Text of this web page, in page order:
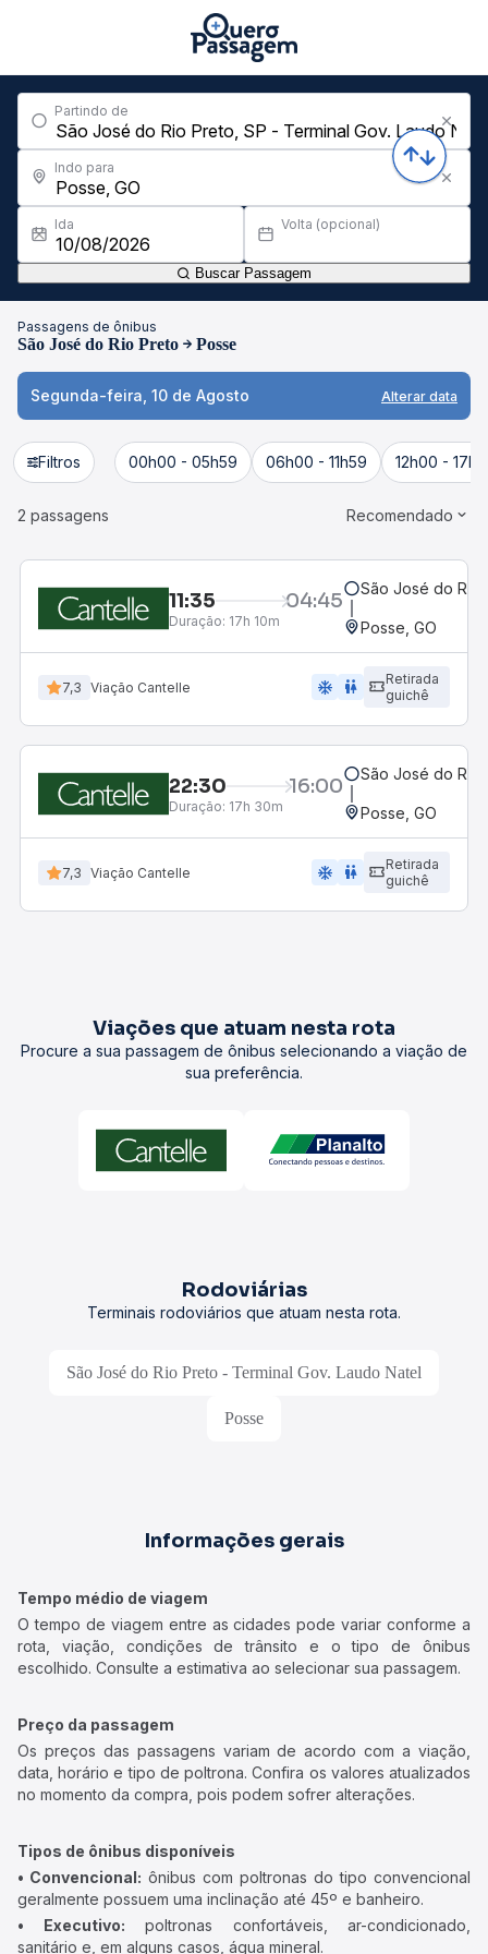
Partindo de
Indo para
Ida Volta (opcional)
Buscar Passagem
Passagens de ônibus
São José do Rio Preto Posse
Segunda-feira, 10 de Agosto Alterar data
Filtros 00h00 - 05h59 06h00 - 11h59 12h00 -
2 passagens Recomendado
11:35 04:45
Duração: 17h 10m
São José do Rio
Posse, GO
7,3 Viação Cantelle ac_unit wc
Retirada
guichê
22:30 16:00
Duração: 17h 30m
São José do Rio
Posse, GO
7,3 Viação Cantelle ac_unit wc
Retirada
guichê
Viações que atuam nesta rota
Procure a sua passagem de ônibus selecionando a viação de
sua preferência.
Rodoviárias
Terminais rodoviários que atuam nesta rota.
São José do Rio Preto - Terminal Gov. Laudo Natel
Posse
Informações gerais
Tempo médio de viagem
O tempo de viagem entre as cidades pode variar conforme a
rota, viação, condições de trânsito e o tipo de ônibus
escolhido. Consulte a estimativa ao selecionar sua passagem.
Preço da passagem
Os preços das passagens variam de acordo com a viação,
data, horário e tipo de poltrona. Confira os valores atualizados
no momento da compra, pois podem sofrer alterações.
Tipos de ônibus disponíveis
• Convencional: ônibus com poltronas do tipo convencional
geralmente possuem uma inclinação até 45º e banheiro.
• Executivo: poltronas confortáveis, ar-condicionado,
sanitário e, em alguns casos, água mineral.